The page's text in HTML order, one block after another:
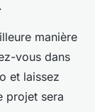
manière
vous dans
et laissez
projet sera